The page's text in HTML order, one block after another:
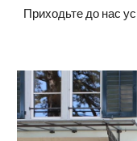
Приходьте до нас